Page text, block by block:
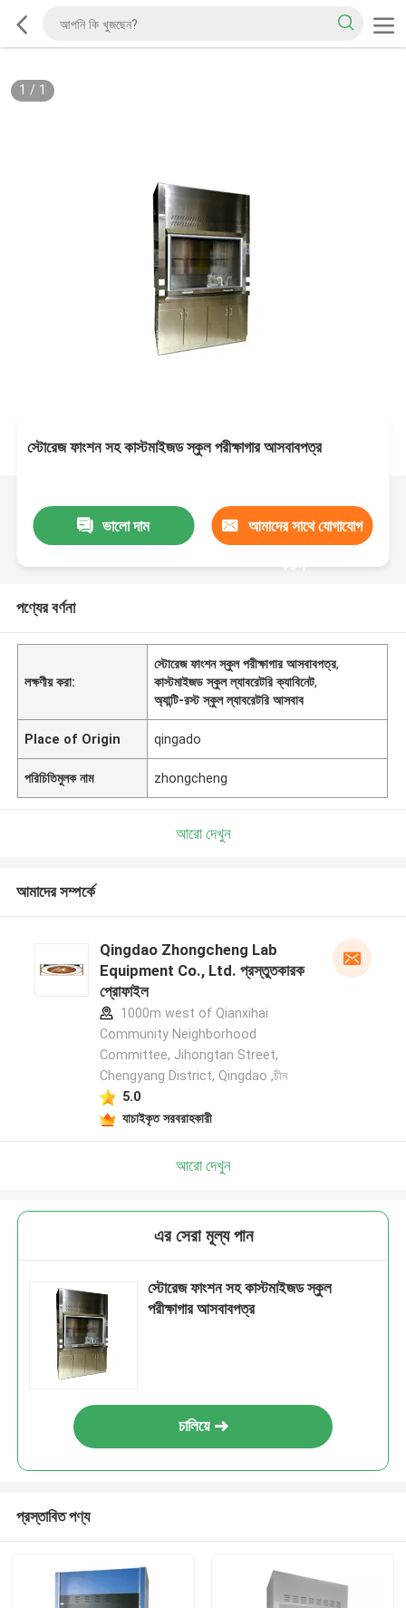
1 / 1
স্টোরেজ ফাংশন সহ কাস্টমাইজড স্কুল পরীক্ষাগার আসবাবপত্র
ভালো দাম আমাদের সাথে যোগাযোগ
করুন
পণ্যের বর্ণনা
লক্ষণীয় করা:
স্টোরেজ ফাংশন স্কুল পরীক্ষাগার আসবাবপত্র,
কাস্টমাইজড স্কুল ল্যাবরেটরি ক্যাবিনেট,
অ্যান্টি-রস্ট স্কুল ল্যাবরেটরি আসবাব
Place of Origin qingado
পরিচিতিমুলক নাম zhongcheng
আরো দেখুন
আমাদের সম্পর্কে
Qingdao Zhongcheng Lab
Equipment Co., Ltd. প্রস্তুতকারক
প্রোফাইল
1000m west of Qianxihai
Community Neighborhood
Committee, Jihongtan Street,
Chengyang District, Qingdao ,চীন
5.0
যাচাইকৃত সরবরাহকারী
আরো দেখুন
এর সেরা মূল্য পান
স্টোরেজ ফাংশন সহ কাস্টমাইজড স্কুল
পরীক্ষাগার আসবাবপত্র
চালিয়ে
প্রস্তাবিত পণ্য